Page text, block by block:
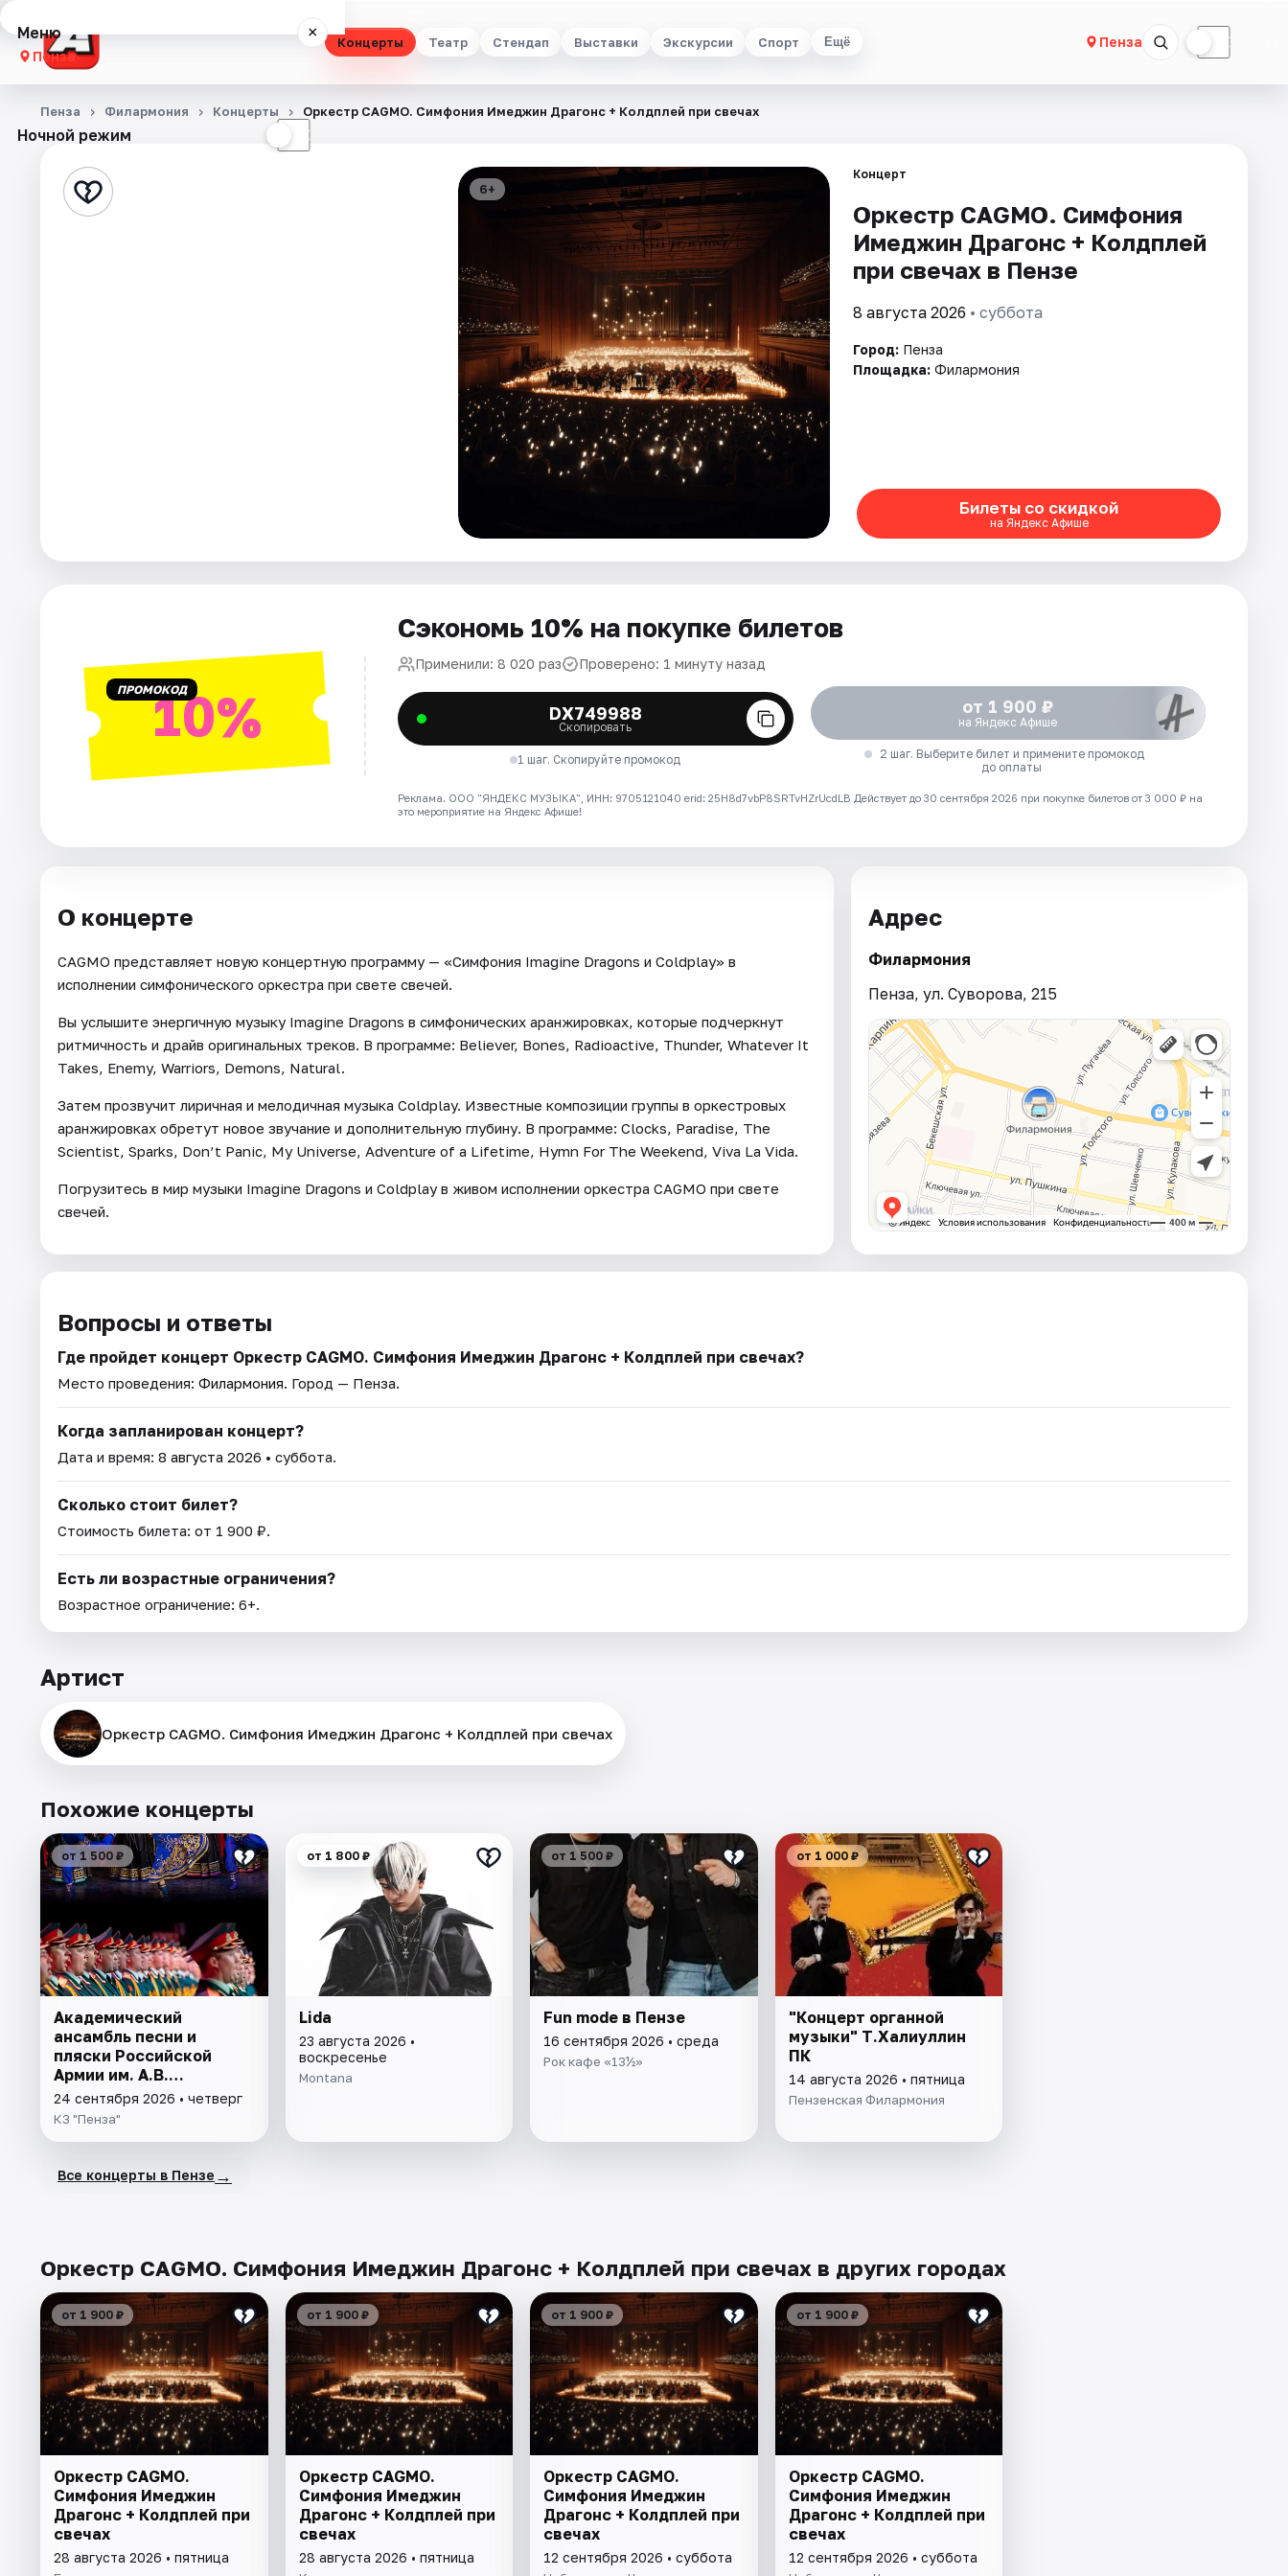
Концерты Театр Стендап Выставки Экскурсии Спорт Ещё Пенза ☾
Меню ×
Пенза
Концерты
Стендап
Ночной режим ☾
Пенза Филармония Концерты Оркестр CAGMO. Симфония Имеджин Драгонс + Колдплей при свечах
6+
Концерт
Оркестр CAGMO. Симфония
Имеджин Драгонс + Колдплей
при свечах в Пензе
8 августа 2026 • суббота
Город: Пенза
Площадка: Филармония
Билеты со скидкой
на Яндекс Афише
ПРОМОКОД10%
Сэкономь 10% на покупке билетов
Применили: 8 020 раз Проверено: 1 минуту назад
DX749988
Скопировать
1 шаг. Скопируйте промокод
от 1 900 ₽
на Яндекс Афише
2 шаг. Выберите билет и примените промокод
до оплаты
Реклама. ООО "ЯНДЕКС МУЗЫКА", ИНН: 9705121040 erid: 25H8d7vbP8SRTvHZrUcdLB Действует до 30 сентября 2026 при покупке билетов от 3 000 ₽ на
это мероприятие на Яндекс Афише!
О концерте
CAGMO представляет новую концертную программу — «Симфония Imagine Dragons и Coldplay» в
исполнении симфонического оркестра при свете свечей.
Вы услышите энергичную музыку Imagine Dragons в симфонических аранжировках, которые подчеркнут
ритмичность и драйв оригинальных треков. В программе: Believer, Bones, Radioactive, Thunder, Whatever It
Takes, Enemy, Warriors, Demons, Natural.
Затем прозвучит лиричная и мелодичная музыка Coldplay. Известные композиции группы в оркестровых
аранжировках обретут новое звучание и дополнительную глубину. В программе: Clocks, Paradise, The
Scientist, Sparks, Don’t Panic, My Universe, Adventure of a Lifetime, Hymn For The Weekend, Viva La Vida.
Погрузитесь в мир музыки Imagine Dragons и Coldplay в живом исполнении оркестра CAGMO при свете
свечей.
Адрес
Филармония
Пенза, ул. Суворова, 215
Вопросы и ответы
Где пройдет концерт Оркестр CAGMO. Симфония Имеджин Драгонс + Колдплей при свечах?
Место проведения: Филармония. Город — Пенза.
Когда запланирован концерт?
Дата и время: 8 августа 2026 • суббота.
Сколько стоит билет?
Стоимость билета: от 1 900 ₽.
Есть ли возрастные ограничения?
Возрастное ограничение: 6+.
Артист
Оркестр CAGMO. Симфония Имеджин Драгонс + Колдплей при свечах
Похожие концерты
от 1 500 ₽
Академический
ансамбль песни и
пляски Российской
Армии им. А.В.
Александрова
24 сентября 2026 • четверг
КЗ "Пенза"
от 1 800 ₽
Lida
23 августа 2026 •
воскресенье
Montana
от 1 500 ₽
Fun mode в Пензе
16 сентября 2026 • среда
Рок кафе «13½»
от 1 000 ₽
"Концерт органной
музыки" Т.Халиуллин
ПК
14 августа 2026 • пятница
Пензенская Филармония
Все концерты в Пензе →
Оркестр CAGMO. Симфония Имеджин Драгонс + Колдплей при свечах в других городах
от 1 900 ₽
Оркестр CAGMO.
Симфония Имеджин
Драгонс + Колдплей при
свечах
28 августа 2026 • пятница
от 1 900 ₽
Оркестр CAGMO.
Симфония Имеджин
Драгонс + Колдплей при
свечах
28 августа 2026 • пятница
от 1 900 ₽
Оркестр CAGMO.
Симфония Имеджин
Драгонс + Колдплей при
свечах
12 сентября 2026 • суббота
от 1 900 ₽
Оркестр CAGMO.
Симфония Имеджин
Драгонс + Колдплей при
свечах
12 сентября 2026 • суббота